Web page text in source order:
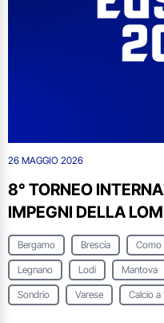
26 MAGGIO 2026
8° TORNEO
IMPEGNI DELLA
Bergamo Brescia Como
Legnano Lodi Mantova
Sondrio Varese Calcio a